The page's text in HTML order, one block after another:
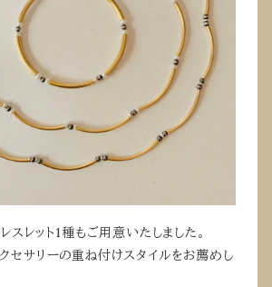
スレット1種もご用意いたしました。
セサリーの重ね付けスタイルをお薦めし